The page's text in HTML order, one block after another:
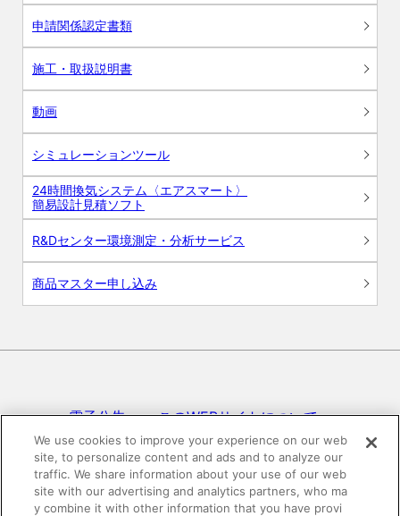
申請関係認定書類
施工・取扱説明書
動画
シミュレーションツール
24時間換気システム〈エアスマート〉
簡易設計見積ソフト
R&Dセンター環境測定・分析サービス
商品マスター申し込み
電子公告 このWEBサイトについて
プライバシーポリシー
SNSコミュニティガイドライン サイトマップ
We use cookies to improve your experience on our web
site, to personalize content and ads and to analyze our
traffic. We share information about your use of our web
site with our advertising and analytics partners, who ma
y combine it with other information that you have provi